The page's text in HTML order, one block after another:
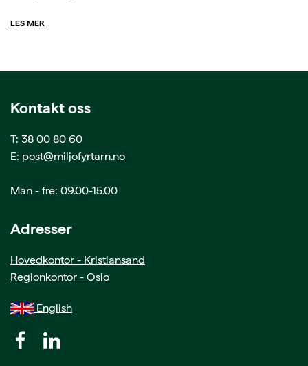
LES MER
Kontakt oss
T: 38 00 80 60
E: post@miljofyrtarn.no
Man - fre: 09.00-15.00
Adresser
Hovedkontor - Kristiansand
Regionkontor - Oslo
English